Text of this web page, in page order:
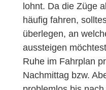
lohnt. Da die Züge
häufig fahren,
überlegen, an
aussteigen
Ruhe im Fahrplan
Nachmittag bzw.